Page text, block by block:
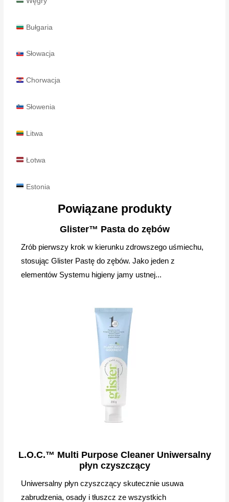
Bułgaria
Słowacja
Chorwacja
Słowenia
Litwa
Łotwa
Estonia
Powiązane produkty
Glister™ Pasta do zębów
Zrób pierwszy krok w kierunku zdrowszego uśmiechu,
stosując Glister Pastę do zębów. Jako jeden z
elementów Systemu higieny jamy ustnej...
L.O.C.™ Multi Purpose Cleaner Uniwersalny
płyn czyszczący
Uniwersalny płyn czyszczący skutecznie usuwa
zabrudzenia, osady i tłuszcz ze wszystkich